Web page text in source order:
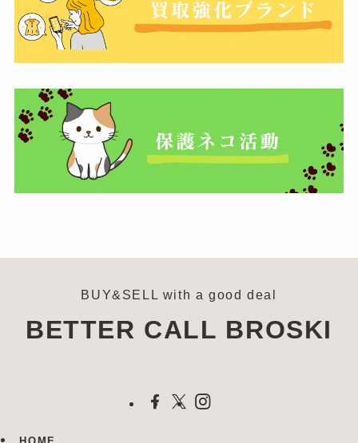
BUY&SELL with a good deal
BETTER CALL BROSKI